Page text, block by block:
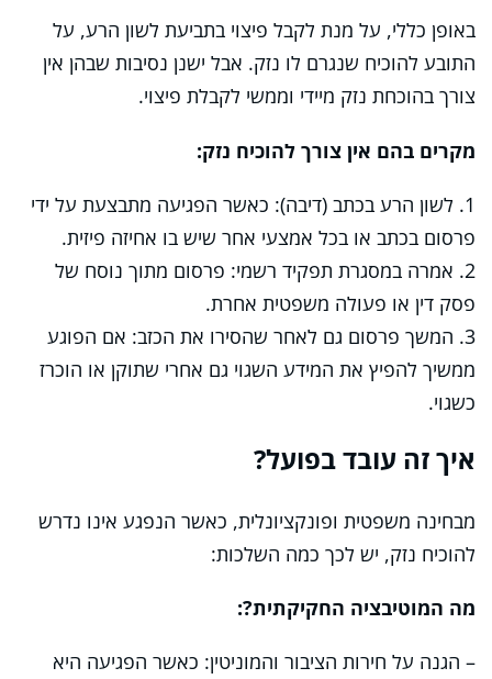
באופן כללי, על מנת לקבל פיצוי בתביעת לשון הרע, על
התובע להוכיח שנגרם לו נזק. אבל ישנן נסיבות שבהן אין
צורך בהוכחת נזק מיידי וממשי לקבלת פיצוי.
מקרים בהם אין צורך להוכיח נזק:
1. לשון הרע בכתב (דיבה): כאשר הפגיעה מתבצעת על ידי
פרסום בכתב או בכל אמצעי אחר שיש בו אחיזה פיזית.
2. אמרה במסגרת תפקיד רשמי: פרסום מתוך נוסח של
פסק דין או פעולה משפטית אחרת.
3. המשך פרסום גם לאחר שהסירו את הכזב: אם הפוגע
ממשיך להפיץ את המידע השגוי גם אחרי שתוקן או הוכרז
כשגוי.
איך זה עובד בפועל?
מבחינה משפטית ופונקציונלית, כאשר הנפגע אינו נדרש
להוכיח נזק, יש לכך כמה השלכות:
מה המוטיבציה החקיקתית?:
– הגנה על חירות הציבור והמוניטין: כאשר הפגיעה היא